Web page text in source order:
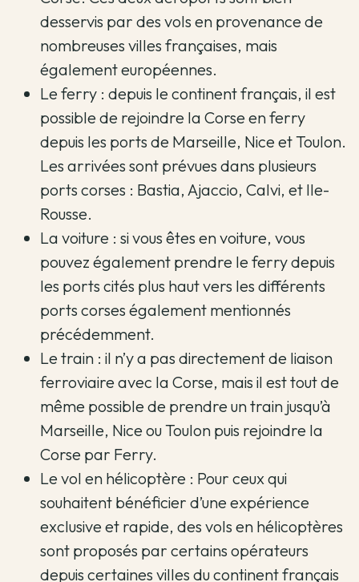
desservis par des vols en provenance de
nombreuses villes françaises, mais
également européennes.
Le ferry : depuis le continent français, il est
possible de rejoindre la Corse en ferry
depuis les ports de Marseille, Nice et Toulon.
Les arrivées sont prévues dans plusieurs
ports corses : Bastia, Ajaccio, Calvi, et Ile-
Rousse.
La voiture : si vous êtes en voiture, vous
pouvez également prendre le ferry depuis
les ports cités plus haut vers les différents
ports corses également mentionnés
précédemment.
Le train : il n’y a pas directement de liaison
ferroviaire avec la Corse, mais il est tout de
même possible de prendre un train jusqu’à
Marseille, Nice ou Toulon puis rejoindre la
Corse par Ferry.
Le vol en hélicoptère : Pour ceux qui
souhaitent bénéficier d’une expérience
exclusive et rapide, des vols en hélicoptères
sont proposés par certains opérateurs
depuis certaines villes du continent français